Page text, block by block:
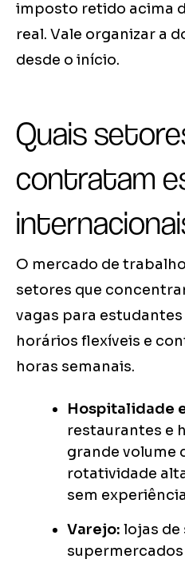
imposto retido acima
real. Vale organizar a
desde o início.
Quais
contratam
O mercado de
setores que
vagas para
horários flexíveis e
horas semanais.
Hospitalidade
restaurantes e
grande volume
rotatividade
sem
Varejo: lojas de